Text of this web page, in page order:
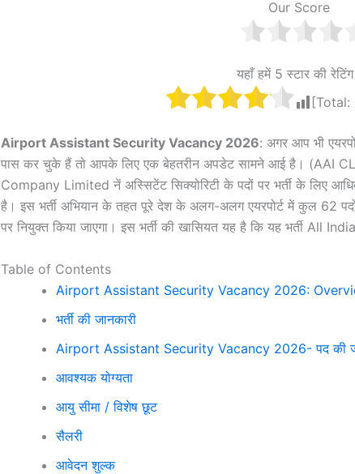
Our Score
यहाँ हमें 5 स्टार की
[Total:
Airport Assistant Security Vacancy 2026: अगर आप भी
पास कर चुके हैं तो आपके लिए एक बेहतरीन अपडेट सामने आई है। (AAI
Company Limited नें अस्सिटेंट सिक्योरिटी के पदों पर भर्ती के लिए
है। इस भर्ती अभियान के तहत पूरे देश के अलग-अलग एयरपोर्ट में कुल 62 पदों
पर नियुक्त किया जाएगा। इस भर्ती की खासियत यह है कि यह भर्ती All
Table of Contents
Airport Assistant Security Vacancy 2026:
भर्ती की जानकारी
Airport Assistant Security Vacancy 2026- पद की
आवश्यक योग्यता
आयु सीमा / विशेष छूट
सैलरी
आवेदन शुल्क